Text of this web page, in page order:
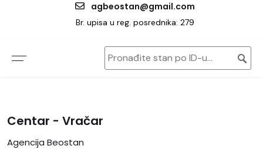
agbeostan@gmail.com
Br. upisa u reg. posrednika: 279
Centar - Vračar
Agencija Beostan